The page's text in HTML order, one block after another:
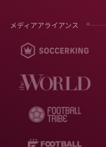
メディアアライアンス